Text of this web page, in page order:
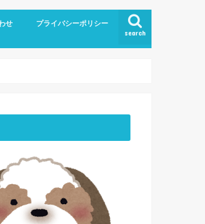
search
せ プライバシーポリシー